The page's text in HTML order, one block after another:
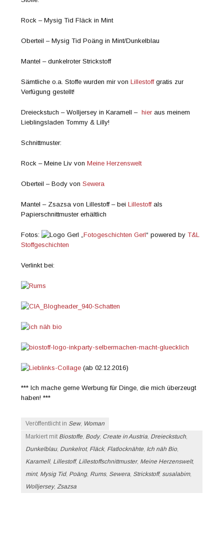
Rock – Mysig Tid Fläck in Mint
Oberteil – Mysig Tid Poäng in Mint/Dunkelblau
Mantel – dunkelroter Strickstoff
Sämtliche o.a. Stoffe wurden mir vonLillestoffgratis zur
Verfügung gestellt!
Dreieckstuch – Wolljersey in Karamell –hier aus meinem
Lieblingsladen Tommy & Lilly!
Schnittmuster:
Rock – Meine Liv vonMeine Herzenswelt
Oberteil – Body vonSewera
Mantel – Zsazsa von Lillestoff – beiLillestoffals
Papierschnittmuster erhältlich
Fotos: „Fotogeschichten Gerl“ powered byT&L
Stoffgeschichten
Verlinkt bei:
(ab 02.12.2016)
*** Ich mache gerne Werbung für Dinge, die mich überzeugt
haben! ***
Veröffentlicht in Sew, Woman
Markiert mit Biostoffe, Body, Create in Austria, Dreieckstuch,
Dunkelblau, Dunkelrot, Fläck, Flatlocknähte, Ich näh Bio,
Karamell, Lillestoff, Lillestoffschnittmuster, Meine Herzenswelt,
mint, Mysig Tid, Poäng, Rums, Sewera, Strickstoff, susalabim,
Wolljersey,Zsazsa